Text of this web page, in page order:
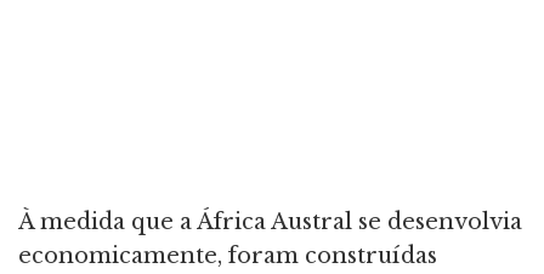
À medida que a África Austral se desenvolvia
economicamente, foram construídas